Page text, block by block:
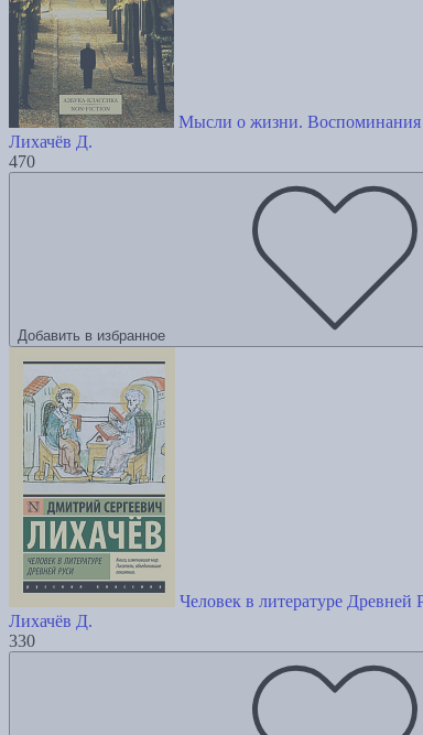
Мысли о жизни. Воспоминания
Лихачёв Д.
470
Добавить в избранное
Человек в литературе Древней
Лихачёв Д.
330